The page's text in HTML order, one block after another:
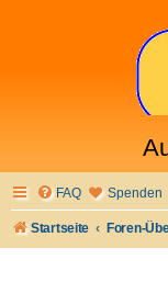
FAQ Spenden
Startseite Foren-